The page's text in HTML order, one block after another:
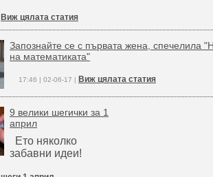
Виж цялата статия
Запознайте се с първата жена, спечелила
на математиката"
17:46 | 02-06-17 | Виж цялата статия
9 велики шегички за 1
април
Ето няколко
забавни идеи!